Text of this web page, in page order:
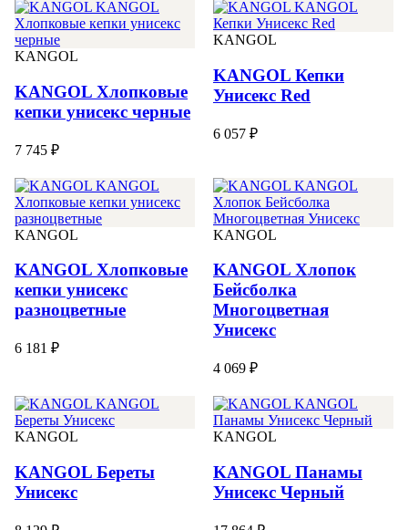
KANGOL
KANGOL Хлопковые
кепки унисекс черные
7 745 ₽
KANGOL
KANGOL Кепки
Унисекс Red
6 057 ₽
KANGOL
KANGOL Хлопковые
кепки унисекс
разноцветные
6 181 ₽
KANGOL
KANGOL Хлопок
Бейсболка
Многоцветная
Унисекс
4 069 ₽
KANGOL
KANGOL Береты
Унисекс
KANGOL
KANGOL Панамы
Унисекс Черный